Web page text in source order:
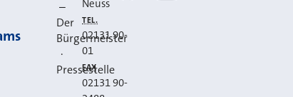
–
Der
Bürgermeister
·
Pressestelle
Neuss
TEL.
02131 90-
01
FAX
02131 90-